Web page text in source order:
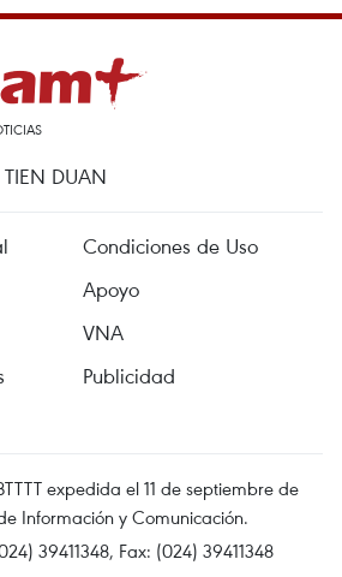
DUAN
Condiciones de Uso
Apoyo
VNA
Publicidad
expedida el 11 de septiembre de
Información y Comunicación.
39411348, Fax: (024) 39411348